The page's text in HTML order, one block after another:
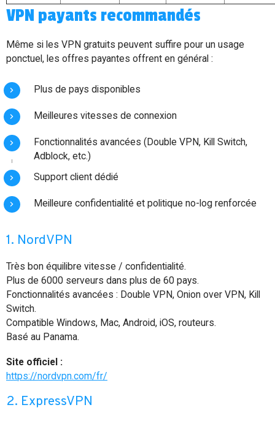
VPN payants recommandés
Même si les VPN gratuits peuvent suffire pour un usage
ponctuel, les offres payantes offrent en général :
Plus de pays disponibles
Meilleures vitesses de connexion
Fonctionnalités avancées (Double VPN, Kill Switch,
Adblock, etc.)
Support client dédié
Meilleure confidentialité et politique no-log renforcée
1. NordVPN
Très bon équilibre vitesse / confidentialité.
Plus de 6000 serveurs dans plus de 60 pays.
Fonctionnalités avancées : Double VPN, Onion over VPN, Kill
Switch.
Compatible Windows, Mac, Android, iOS, routeurs.
Basé au Panama.
Site officiel :
https://nordvpn.com/fr/
2. ExpressVPN